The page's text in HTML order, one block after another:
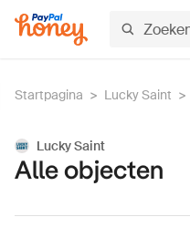
Startpagina > Lucky Saint >
Lucky Saint
Alle objecten